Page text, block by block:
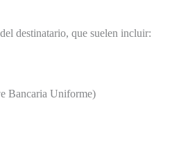
destinatario, que suelen incluir:
Bancaria Uniforme)